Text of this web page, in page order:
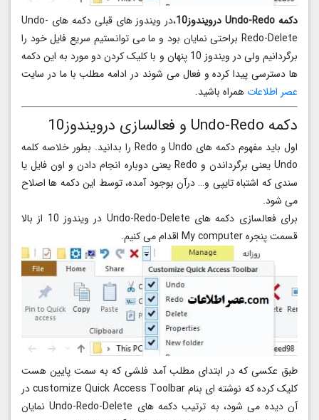
دکمه Undo-Redo درویندوز10
،در ویندوز های قبلی دکمه های Undo-
Redo-Delete براحتی نمایان بود و ما می توانستیم سریع فایل خود را
برگردانیم ولی در ویندوز 10 پنهان و با کلیک کردن دو مورد به این دکمه
ها دسترسی پیدا کرده و فعال می شوند در ادامه مطلب با ما در سایت
عصر اطلاعاتهمراه باشید.
دکمه Undo-Redo و فعالسازی درویندوز10
اول باید مفهوم دکمه های Undo و Redo را بدانید. بطور خلاصه کلمه
Undo یعنی برگرداندن و Redo یعنی دوباره انجام دادن و اون فایل یا
سندی که اشتباه تایپی و… درآن بوجود آمده، توسط این دکمه ها اصلاح
می شود.
برای فعالسازی دکمه های Undo-Redo-Delete در ویندوز 10 از بالا
قسمت پنجره My computer اقدام می کنیم.
طبق عکسی که در ابتدای مطلب آمد فلشی که به سمت پایین هست
کلیک کرده که نوشته ای بنام customize Quick Access Toolbar در
آن دیده می شود، به ترتیب دکمه های Undo-Redo-Delete نمایان